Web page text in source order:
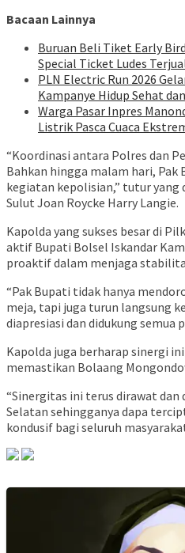
Bacaan Lainnya
Buruan Beli Tiket Early
Special Ticket Ludes
PLN Electric Run 2026
Kampanye Hidup Sehat
Warga Pasar Inpres
Listrik Pasca Cuaca
“Koordinasi antara Polres dan
Bahkan hingga malam hari,
kegiatan kepolisian,” tutur
Sulut Joan Roycke Harry Langie.
Kapolda yang sukses besar di
aktif Bupati Bolsel Iskandar
proaktif dalam menjaga
“Pak Bupati tidak hanya
meja, tapi juga turun langsung
diapresiasi dan didukung semua
Kapolda juga berharap sinergi
memastikan Bolaang
“Sinergitas ini terus dirawat dan
Selatan sehingganya dapa
kondusif bagi seluruh